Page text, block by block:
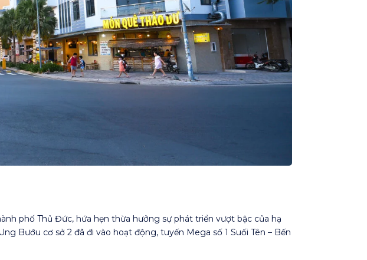
phố Thủ Đức, hứa hẹn thừa hưởng sự phát triển vượt bậc của hạ
Bướu cơ sở 2 đã đi vào hoạt động, tuyến Mega số 1 Suối Tên – Bến